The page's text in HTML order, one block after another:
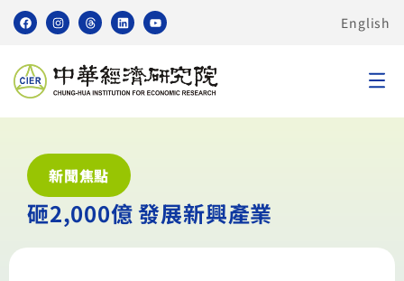
English
新聞焦點
砸2,000億 發展新興產業